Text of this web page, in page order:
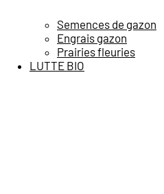
Semences de gazon
Engrais gazon
Prairies fleuries
LUTTE BIO